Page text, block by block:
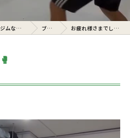
愛知県名古屋のボクシングジムならcerto ブログ お疲れ様さまでした🥊